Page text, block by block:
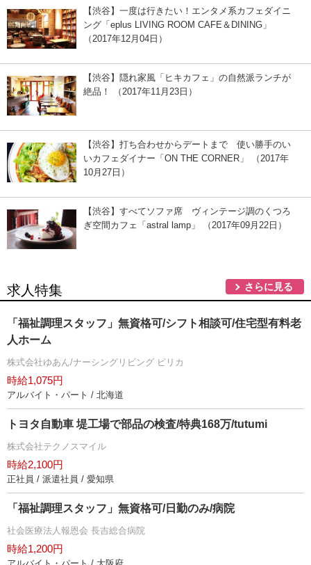
【渋谷】一度は行きたい！エンタメ系カフェダイニ
ング「eplus LIVING ROOM CAFE＆DINING」
（2017年12月04日）
【渋谷】隠れ家風「ヒキカフェ」の自然派ランチが
絶品！ （2017年11月23日）
【渋谷】打ち合わせからデートまで 使い勝手のい
いカフェダイナー「ON THE CORNER」 （2017年
10月27日）
【渋谷】すべてソファ席 ヴィンテージ調のくつろ
ぎ空間カフェ「astral lamp」 （2017年09月22日）
求人特集 さらに見る
「福祉調理スタッフ」無資格可/シフト相談可/住宅型有料老
人ホーム
株式会社ゆあん/ナーシングリビング ピリカ
時給1,075円
アルバイト・パート / 北海道
トヨタ自動車 堤工場で部品の検査/特典168万/tutumi
株式会社テクノスマイル
時給2,100円
正社員 / 派遣社員 / 愛知県
「福祉調理スタッフ」無資格可/日勤のみ/病院
社会医療法人報恩会 長吉総合病院
時給1,200円